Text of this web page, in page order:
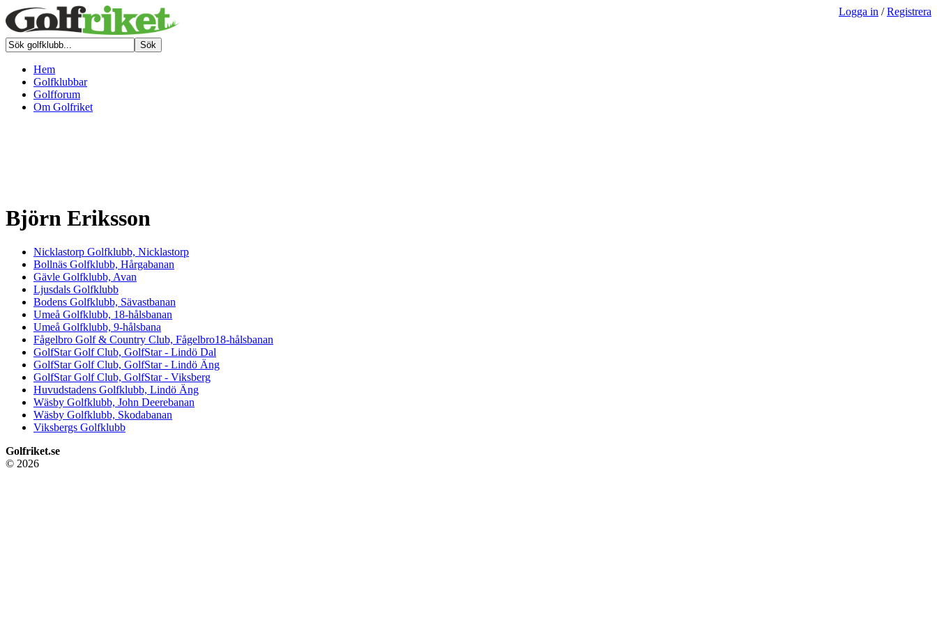
Logga in /Registrera
Hem
Golfklubbar
Golfforum
Om Golfriket
Björn Eriksson
Nicklastorp Golfklubb, Nicklastorp
Bollnäs Golfklubb, Hårgabanan
Gävle Golfklubb, Avan
Ljusdals Golfklubb
Bodens Golfklubb, Sävastbanan
Umeå Golfklubb, 18-hålsbanan
Umeå Golfklubb, 9-hålsbana
Fågelbro Golf & Country Club, Fågelbro18-hålsbanan
GolfStar Golf Club, GolfStar - Lindö Dal
GolfStar Golf Club, GolfStar - Lindö Äng
GolfStar Golf Club, GolfStar - Viksberg
Huvudstadens Golfklubb, Lindö Äng
Wäsby Golfklubb, John Deerebanan
Wäsby Golfklubb, Skodabanan
Viksbergs Golfklubb
Golfriket.se
© 2026